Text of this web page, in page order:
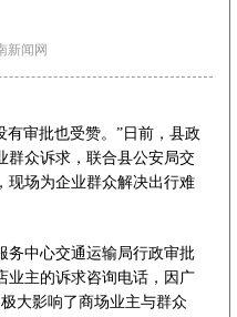
新闻网
审批也受赞。”日前，县政
群众诉求，联合县公安局交
现场为企业群众解决出行难
中心交通运输局行政审批
业主的诉求咨询电话，因广
大影响了商场业主与群众